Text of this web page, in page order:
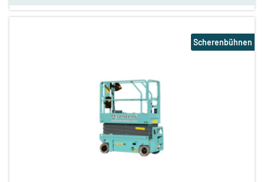
Scherenbühnen